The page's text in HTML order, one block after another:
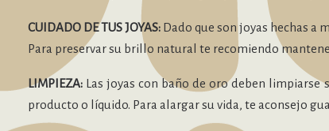
CUIDADO DE TUS JOYAS: Dado que son joyas hechas a
Para preservar su brillo natural te recomiendo
LIMPIEZA: Las joyas con baño de oro deben
producto o líquido. Para alargar su vida, te aconsejo